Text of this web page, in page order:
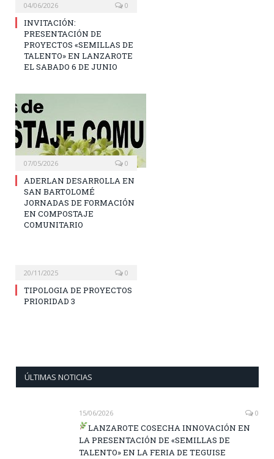
04/06/2026 0
INVITACIÓN:
PRESENTACIÓN DE
PROYECTOS «SEMILLAS DE
TALENTO» EN LANZAROTE
EL SABADO 6 DE JUNIO
07/05/2026 0
ADERLAN DESARROLLA EN
SAN BARTOLOMÉ
JORNADAS DE FORMACIÓN
EN COMPOSTAJE
COMUNITARIO
20/11/2025 0
TIPOLOGIA DE PROYECTOS
PRIORIDAD 3
ÚLTIMAS NOTICIAS
15/06/2026 0
LANZAROTE COSECHA INNOVACIÓN EN
LA PRESENTACIÓN DE «SEMILLAS DE
TALENTO» EN LA FERIA DE TEGUISE